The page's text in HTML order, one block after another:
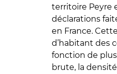
territoire Peyre
déclarations
en France.
d’habitant des
fonction de
brute, la